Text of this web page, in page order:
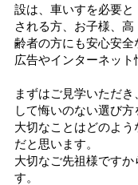
設は、車いすを必要と
される方、お子様、高
齢者の方にも安心安全
広告やインターネット
まずはご見学いただ
して悔いのない選び方
大切なことはどのよ
だと思います。
大切なご先祖様です
す。